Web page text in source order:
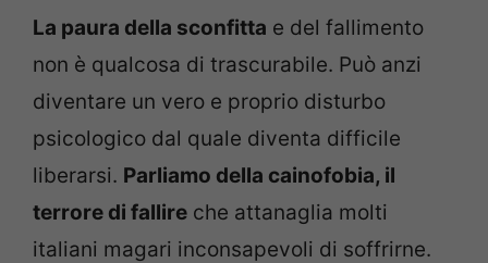
La paura della sconfitta e del fallimento
non è qualcosa di trascurabile. Può anzi
diventare un vero e proprio disturbo
psicologico dal quale diventa difficile
liberarsi. Parliamo della cainofobia, il
terrore di fallire che attanaglia molti
italiani magari inconsapevoli di soffrirne.